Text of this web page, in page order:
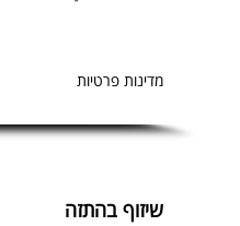
מדינות פרטיות
שיזוף בהתזה